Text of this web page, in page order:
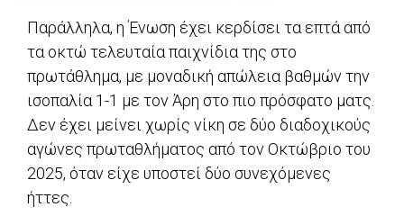
Παράλληλα, η Ένωση έχει κερδίσει τα επτά από
τα οκτώ τελευταία παιχνίδια της στο
πρωτάθλημα, με μοναδική απώλεια βαθμών την
ισοπαλία 1-1 με τον Άρη στο πιο πρόσφατο ματς.
Δεν έχει μείνει χωρίς νίκη σε δύο διαδοχικούς
αγώνες πρωταθλήματος από τον Οκτώβριο του
2025, όταν είχε υποστεί δύο συνεχόμενες
ήττες.